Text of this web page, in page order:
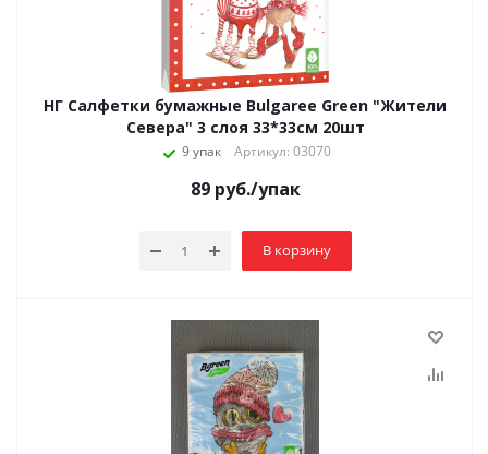
НГ Салфетки бумажные Bulgaree Green "Жители
Севера" 3 слоя 33*33см 20шт
9 упак Артикул: 03070
89руб./упак
В корзину